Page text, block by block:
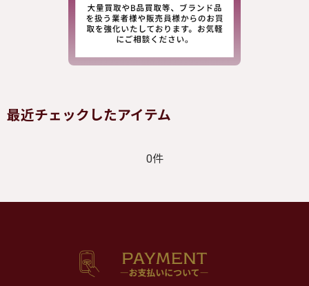
最近チェックしたアイテム
0件